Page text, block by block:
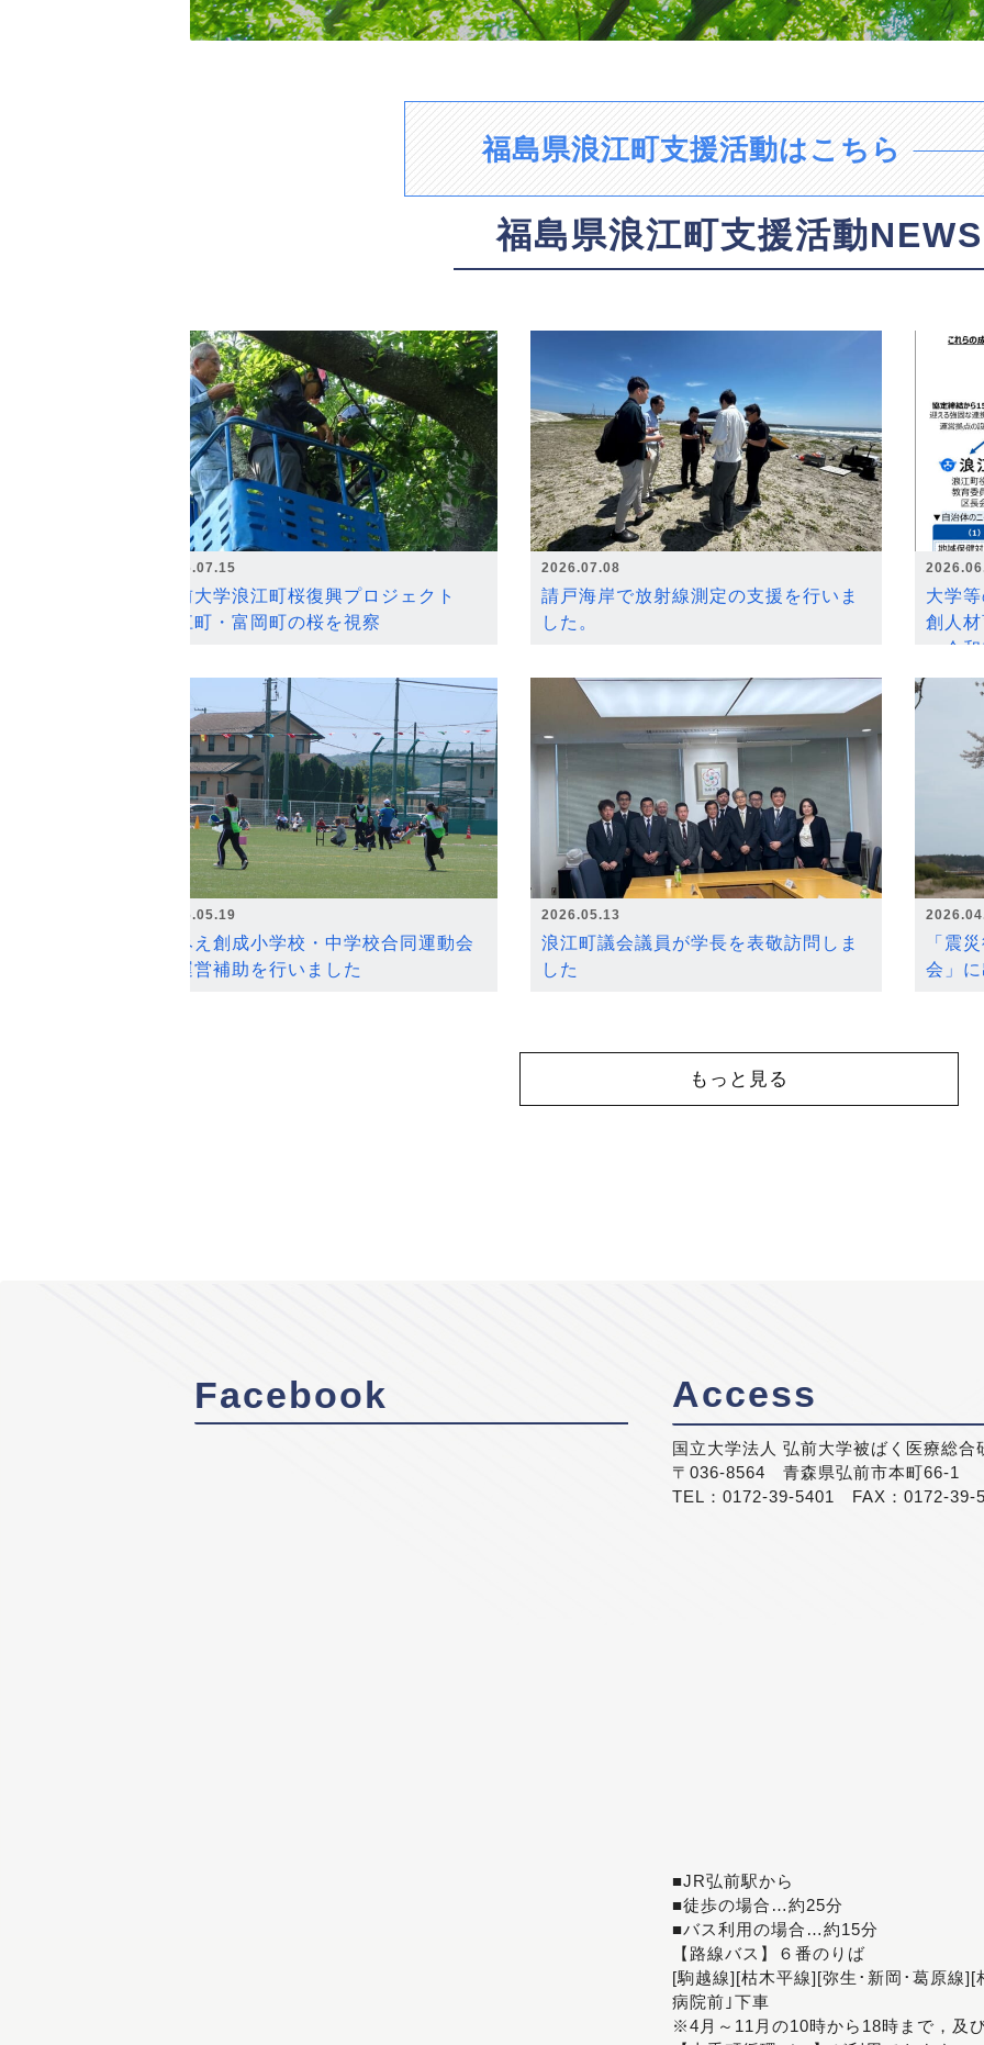
福島県浪江町支援活動はこちら
福島県浪江町支援活動NEWS
2026.07.15
弘前大学浪江町桜復興プロジェクト
浪江町・富岡町の桜を視察
2026.07.08
請戸海岸で放射線測定の支援を行いま
した。
大学
創人
～令
2026.05.19
なみえ創成小学校・中学校合同運動会
の運営補助を行いました
2026.05.13
浪江町議会議員が学長を表敬訪問しま
した
「震
会」
もっと見る
Facebook Access
国立大学法人 弘前大学被ばく医療総合
〒036-8564 青森県弘前市本町66-1
TEL：0172-39-5401 FAX：0172-39-
■JR弘前駅から
■徒歩の場合…約25分
■バス利用の場合…約15分
【路線バス】６番のりば
[駒越線][枯木平線][弥生･新岡･葛原線
病院前｣下車
※4月～11月の10時から18時まで，及